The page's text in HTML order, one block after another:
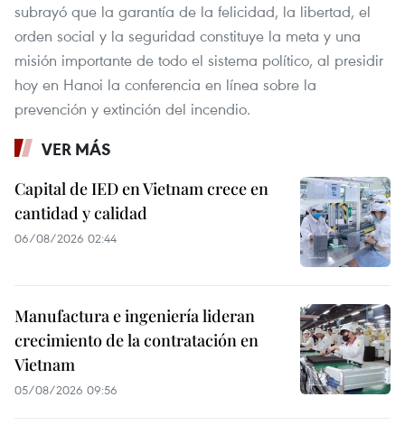
subrayó que la garantía de la felicidad, la libertad, el
orden social y la seguridad constituye la meta y una
misión importante de todo el sistema político, al presidir
hoy en Hanoi la conferencia en línea sobre la
prevención y extinción del incendio.
VER MÁS
Capital de IED en Vietnam crece en
cantidad y calidad
06/08/2026 02:44
Manufactura e ingeniería lideran
crecimiento de la contratación en
Vietnam
05/08/2026 09:56